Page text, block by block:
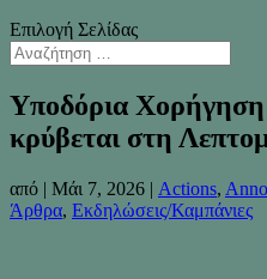
Επιλογή Σελίδας
Υποδόρια
κρύβεται στη
από | Μάι 7, 2026 | Actions,
Άρθρα, Εκδηλώσεις/Καμπάνιες